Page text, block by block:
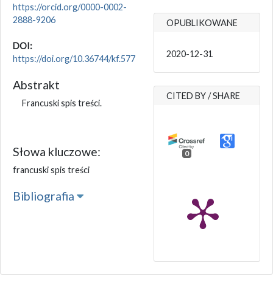
https://orcid.org/0000-0002-
2888-9206
DOI:
https://doi.org/10.36744/kf.577
Abstrakt
Francuski spis treści.
Słowa kluczowe:
francuski spis treści
Bibliografia
OPUBLIKOWANE
2020-12-31
CITED BY / SHARE
0